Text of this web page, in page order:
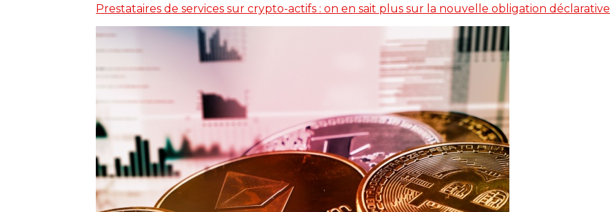
Prestataires de services sur crypto-actifs : on en sait plus sur la nouvelle obligation déclarative